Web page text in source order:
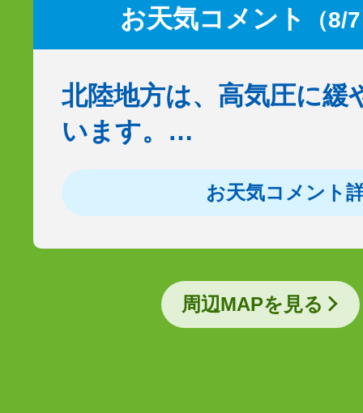
お天気コメント （8/
北陸地方は、高気圧に緩
います。…
お天気コメント
周辺MAPを見る